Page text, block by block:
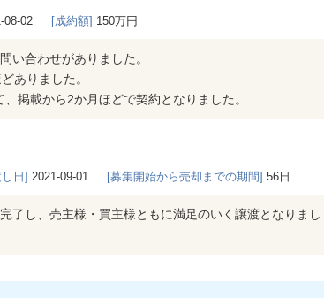
08-02 [成約額] 150万円
い合わせがありました。
ありました。
掲載から2か月ほどで契約となりました。
日] 2021-09-01 [募集開始から売却までの期間] 56日
了し、売主様・買主様ともに満足のいく譲渡となりまし